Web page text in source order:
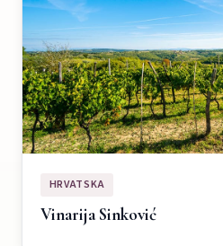
HRVATSKA
Vinarija Sinković